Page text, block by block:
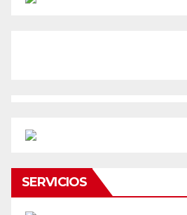
SERVICIOS